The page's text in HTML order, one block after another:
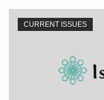
CURRENT ISSUES